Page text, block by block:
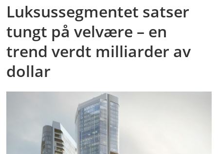
Luksussegmentet satser
tungt på velvære – en
trend verdt milliarder av
dollar